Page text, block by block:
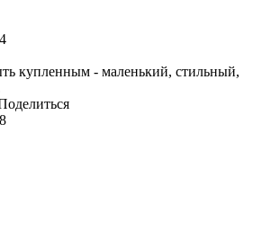
купленным - маленький, стильный,